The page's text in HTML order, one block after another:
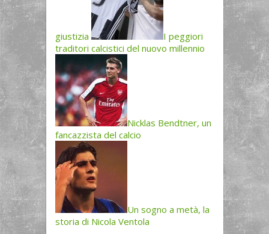
giustizia
I peggiori
traditori calcistici del nuovo millennio
Nicklas Bendtner, un
fancazzista del calcio
Un sogno a metà, la
storia di Nicola Ventola